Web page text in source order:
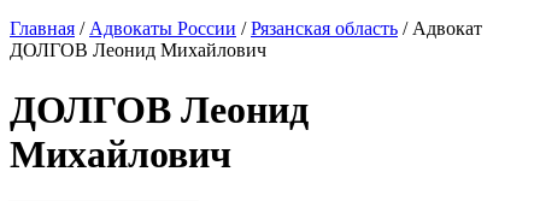
Главная / Адвокаты России /Рязанская область / Адвокат
ДОЛГОВ Леонид Михайлович
ДОЛГОВ Леонид
Михайлович